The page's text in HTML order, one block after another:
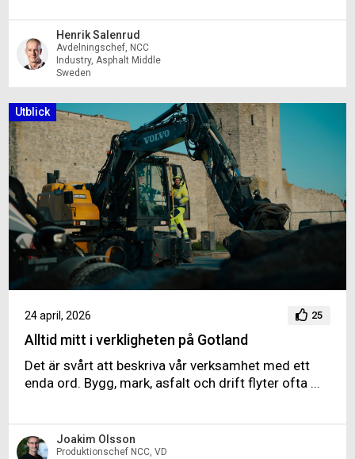
Henrik Salenrud
Avdelningschef, NCC
Industry, Asphalt Middle
Sweden
Utblick
24 april, 2026 25
Alltid mitt i verkligheten på Gotland
Det är svårt att beskriva vår verksamhet med ett
enda ord. Bygg, mark, asfalt och drift flyter ofta ...
Joakim Olsson
Produktionschef NCC, VD